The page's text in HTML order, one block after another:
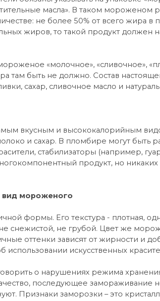
масла». В таком мороженом
не более 50% от всего жира в
жиров, то такой продукт должен
«молочное», «сливочное»,
там быть не должно. Состав
сахар, сливочное масло и
вкусным и высококалорийным
и сахар. В пломбире могут быть
стабилизаторы (например,
продукт, но
вид мороженого
формы. Его текстура - плотная,
снежистой, не грубой. Цвет же
оттенки зависят от жирности и
использовании искусственных
о нарушениях режима
последующее замораживание
Признаки заморозки – это